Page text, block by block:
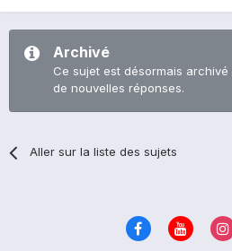
Archivé
Ce sujet est désormais
de nouvelles réponses.
Aller sur la liste des sujets